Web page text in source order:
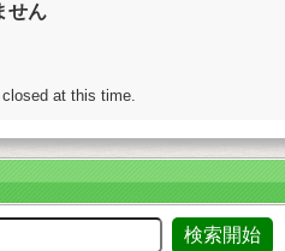
せん
at this time.